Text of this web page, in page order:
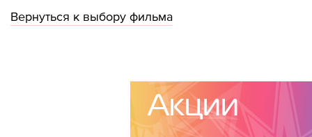
Вернуться к выбору фильма
Акции